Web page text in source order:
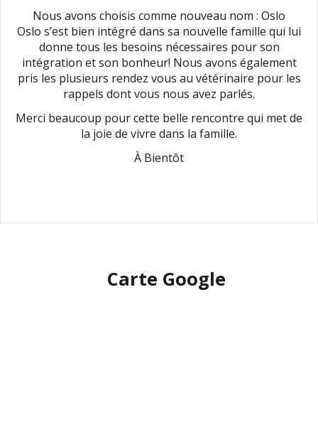
Nous avons choisis comme nouveau nom : Oslo
Oslo s’est bien intégré dans sa nouvelle famille qui lui
donne tous les besoins nécessaires pour son
intégration et son bonheur! Nous avons également
pris les plusieurs rendez vous au vétérinaire pour les
rappels dont vous nous avez parlés.
Merci beaucoup pour cette belle rencontre qui met de
la joie de vivre dans la famille.
À Bientôt
Carte Google